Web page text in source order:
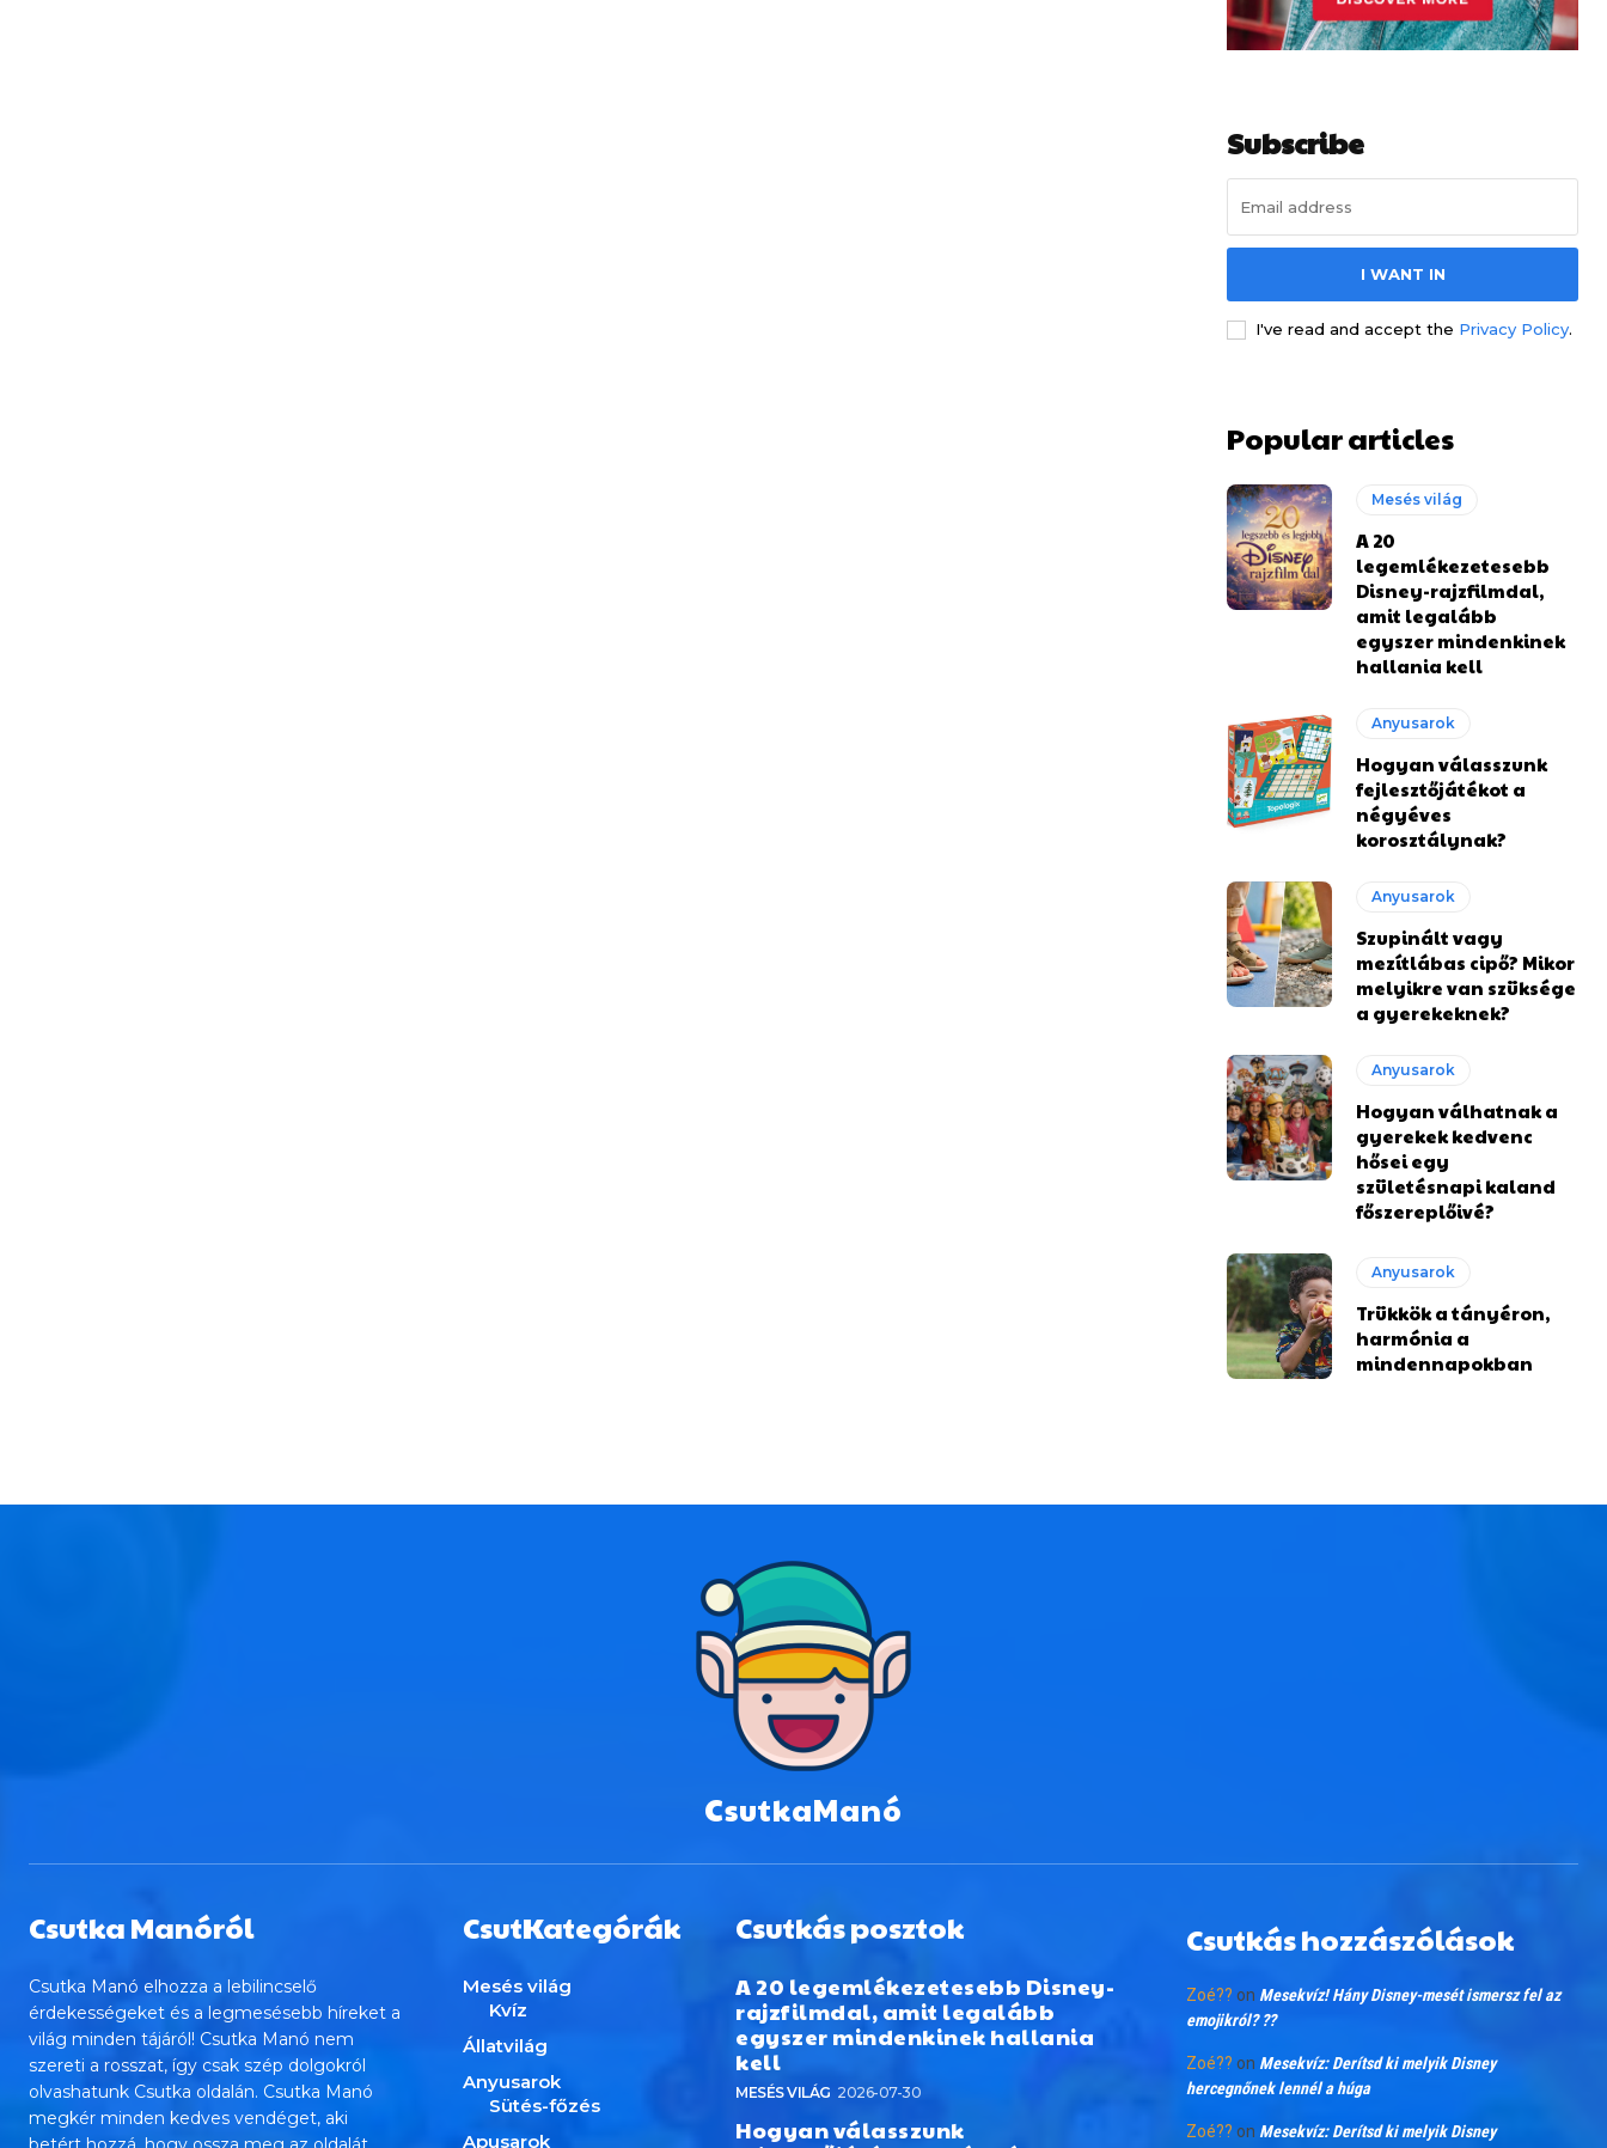
Subscribe
I WANT IN
I've read and accept the Privacy Policy.
Popular articles
Mesés világ
A 20
legemlékezetesebb
Disney-rajzfilmdal,
amit legalább
egyszer mindenkinek
hallania kell
Anyusarok
Hogyan válasszunk
fejlesztőjátékot a
négyéves
korosztálynak?
Anyusarok
Szupinált vagy
mezítlábas cipő? Mikor
melyikre van szüksége
a gyerekeknek?
Anyusarok
Hogyan válhatnak a
gyerekek kedvenc
hősei egy
születésnapi kaland
főszereplőivé?
Anyusarok
Trükkök a tányéron,
harmónia a
mindennapokban
CsutkaManó
Csutka Manóról
Csutka Manó elhozza a lebilincselő
érdekességeket és a legmesésebb híreket a
világ minden tájáról! Csutka Manó nem
szereti a rosszat, így csak szép dolgokról
olvashatunk Csutka oldalán. Csutka Manó
megkér minden kedves vendéget, aki
CsutKategórák
Mesés világ
Kvíz
Állatvilág
Anyusarok
Sütés-főzés
Apusarok
Csutkás posztok
A 20 legemlékezetesebb Disney-
rajzfilmdal, amit legalább
egyszer mindenkinek hallania
kell
MESÉS VILÁG 2026-07-30
Hogyan válasszunk
Csutkás hozzászólások
Zoé?? on Mesekvíz! Hány Disney-mesét ismersz fel az
emojikról? ??
Zoé?? on Mesekvíz: Derítsd ki melyik Disney
hercegnőnek lennél a húga
Zoé?? on Mesekvíz: Derítsd ki melyik Disney